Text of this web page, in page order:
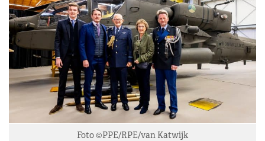
Foto ©PPE/RPE/van Katwijk